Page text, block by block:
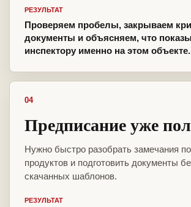
РЕЗУЛЬТАТ
Проверяем пробелы, закрываем
документы и объясняем, что
инспектору именно на этом объекте.
04
Предписание уже
Нужно быстро разобрать замечания
продуктов и подготовить документы
скачанных шаблонов.
РЕЗУЛЬТАТ